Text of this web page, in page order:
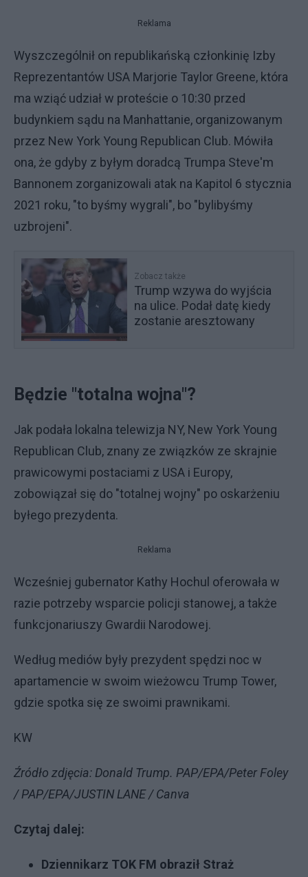
Reklama
Wyszczególnił on republikańską członkinię Izby
Reprezentantów USA Marjorie Taylor Greene, która
ma wziąć udział w proteście o 10:30 przed
budynkiem sądu na Manhattanie, organizowanym
przez New York Young Republican Club. Mówiła
ona, że gdyby z byłym doradcą Trumpa Steve'm
Bannonem zorganizowali atak na Kapitol 6 stycznia
2021 roku, "to byśmy wygrali", bo "bylibyśmy
uzbrojeni".
Zobacz także
Trump wzywa do wyjścia
na ulice. Podał datę kiedy
zostanie aresztowany
Będzie "totalna wojna"?
Jak podała lokalna telewizja NY, New York Young
Republican Club, znany ze związków ze skrajnie
prawicowymi postaciami z USA i Europy,
zobowiązał się do "totalnej wojny" po oskarżeniu
byłego prezydenta.
Reklama
Wcześniej gubernator Kathy Hochul oferowała w
razie potrzeby wsparcie policji stanowej, a także
funkcjonariuszy Gwardii Narodowej.
Według mediów były prezydent spędzi noc w
apartamencie w swoim wieżowcu Trump Tower,
gdzie spotka się ze swoimi prawnikami.
KW
Źródło zdjęcia: Donald Trump. PAP/EPA/Peter Foley
/ PAP/EPA/JUSTIN LANE / Canva
Czytaj dalej:
Dziennikarz TOK FM obraził Straż